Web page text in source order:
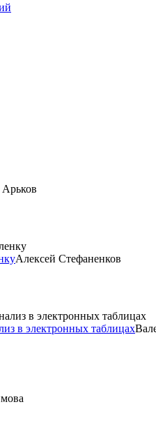
Алексей Стефаненков
в электронных таблицах